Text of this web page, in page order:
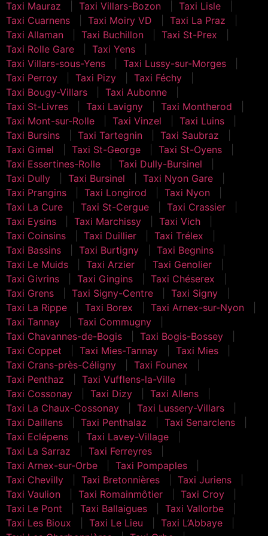
Taxi Mauraz
Taxi Villars-Bozon
Taxi Lisle
Taxi Cuarnens
Taxi Moiry VD
Taxi La Praz
Taxi Allaman
Taxi Buchillon
Taxi St-Prex
Taxi Rolle Gare
Taxi Yens
Taxi Villars-sous-Yens
Taxi Lussy-sur-Morges
Taxi Perroy
Taxi Pizy
Taxi Féchy
Taxi Bougy-Villars
Taxi Aubonne
Taxi St-Livres
Taxi Lavigny
Taxi Montherod
Taxi Mont-sur-Rolle
Taxi Vinzel
Taxi Luins
Taxi Bursins
Taxi Tartegnin
Taxi Saubraz
Taxi Gimel
Taxi St-George
Taxi St-Oyens
Taxi Essertines-Rolle
Taxi Dully-Bursinel
Taxi Dully
Taxi Bursinel
Taxi Nyon Gare
Taxi Prangins
Taxi Longirod
Taxi Nyon
Taxi La Cure
Taxi St-Cergue
Taxi Crassier
Taxi Eysins
Taxi Marchissy
Taxi Vich
Taxi Coinsins
Taxi Duillier
Taxi Trélex
Taxi Bassins
Taxi Burtigny
Taxi Begnins
Taxi Le Muids
Taxi Arzier
Taxi Genolier
Taxi Givrins
Taxi Gingins
Taxi Chéserex
Taxi Grens
Taxi Signy-Centre
Taxi Signy
Taxi La Rippe
Taxi Borex
Taxi Arnex-sur-Nyon
Taxi Tannay
Taxi Commugny
Taxi Chavannes-de-Bogis
Taxi Bogis-Bossey
Taxi Coppet
Taxi Mies-Tannay
Taxi Mies
Taxi Crans-près-Céligny
Taxi Founex
Taxi Penthaz
Taxi Vufflens-la-Ville
Taxi Cossonay
Taxi Dizy
Taxi Allens
Taxi La Chaux-Cossonay
Taxi Lussery-Villars
Taxi Daillens
Taxi Penthalaz
Taxi Senarclens
Taxi Eclépens
Taxi Lavey-Village
Taxi La Sarraz
Taxi Ferreyres
Taxi Arnex-sur-Orbe
Taxi Pompaples
Taxi Chevilly
Taxi Bretonnières
Taxi Juriens
Taxi Vaulion
Taxi Romainmôtier
Taxi Croy
Taxi Le Pont
Taxi Ballaigues
Taxi Vallorbe
Taxi Les Bioux
Taxi Le Lieu
Taxi L’Abbaye